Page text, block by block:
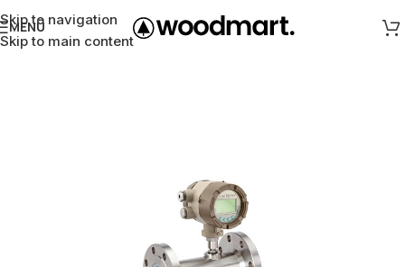
Skip to navigation
Skip to main content
MENÜ